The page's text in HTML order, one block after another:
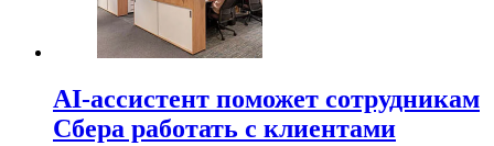
AI-ассистент поможет сотрудникам
Сбера работать с клиентами